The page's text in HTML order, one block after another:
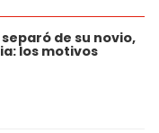
de su novio,
los motivos